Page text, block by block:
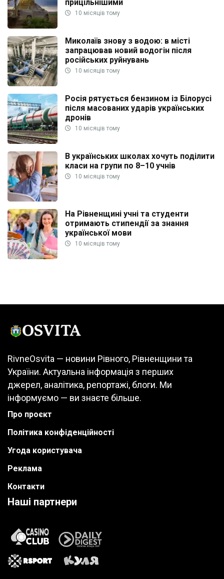
прицільнішими
10 місяців тому
Миколаїв знову з водою: в місті
запрацював новий водогін після
російських руйнувань
10 місяців тому
Росія рятується бензином із Білорусі
після масованих ударів українських
дронів
10 місяців тому
В українських школах хочуть поділити
класи на групи по 8–10 учнів
10 місяців тому
На Рівненщині учні та студенти
отримають стипендії за знання
української мови
10 місяців тому
RivneOsvita — новини Рівного, Рівненщини та
України. Актуальна інформація з перших
джерел, аналітика, репортажі, блоги. Ми
інформуємо — ви знаєте більше.
Про проєкт
Політика конфіденційності
Угода користувача
Реклама
Контакти
Наші партнери